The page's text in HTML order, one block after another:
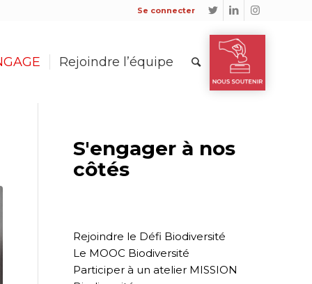
Se connecter
Rejoindre l’équipe
S'engager à nos
côtés
Rejoindre le Défi Biodiversité
Le MOOC Biodiversité
Participer à un atelier MISSION